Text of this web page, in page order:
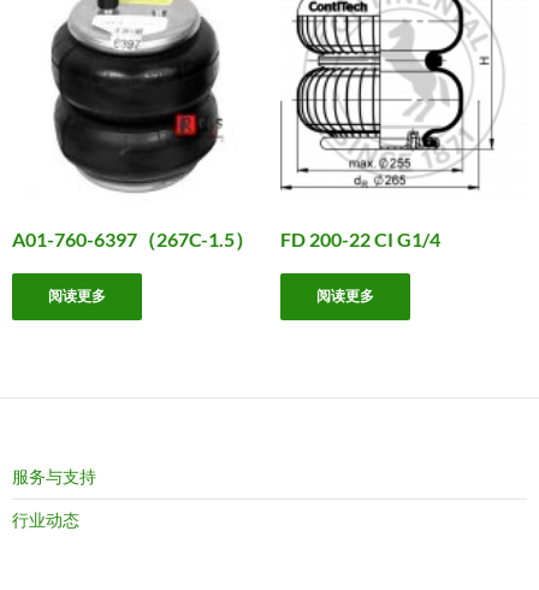
A01-760-6397（267C-1.5）
阅读更多
FD 200-22 CI G1/4
阅读更多
服务与支持
行业动态